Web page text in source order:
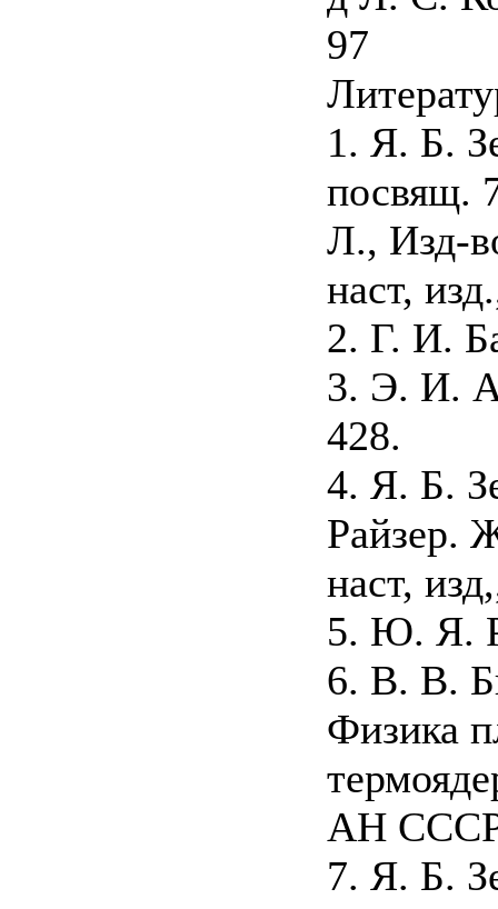
97
1. Я. Б.
посвящ.
Л., Изд-
наст,
2. Г. И.
3. Э. И.
428.
4. Я. Б.
Райзер.
наст,
5. Ю. Я.
6. В. В.
Физика
АН
7. Я. Б.